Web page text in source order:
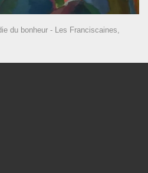
du bonheur - Les Franciscaines,